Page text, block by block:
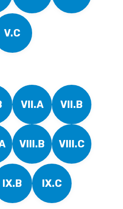
V.C
VII.A VII.B
VIII.B VIII.C
IX.B IX.C